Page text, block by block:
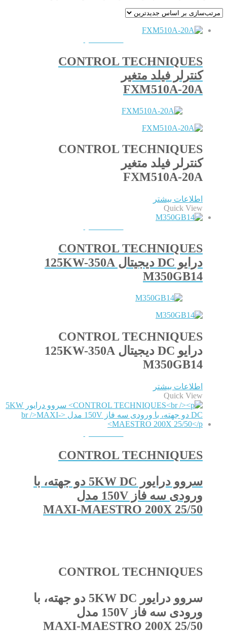
CONTROL TECHNIQUES
کنترلر فیلد متغیر
FXM510A-20A
CONTROL TECHNIQUES
کنترلر فیلد متغیر
FXM510A-20A
اطلاعات بیشتر
Quick View
CONTROL TECHNIQUES
درایو DC دیجیتال 125KW-350A
M350GB14
CONTROL TECHNIQUES
درایو DC دیجیتال 125KW-350A
M350GB14
اطلاعات بیشتر
Quick View
CONTROL TECHNIQUES
سروو درایور 5KW DC دو جهته، با
ورودی سه فاز 150V مدل
MAXI-MAESTRO 200X 25/50
CONTROL TECHNIQUES
سروو درایور 5KW DC دو جهته، با
ورودی سه فاز 150V مدل
MAXI-MAESTRO 200X 25/50